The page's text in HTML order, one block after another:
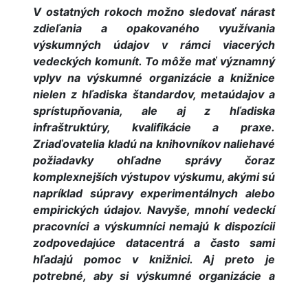
V ostatných rokoch možno sledovať nárast
zdieľania a opakovaného využívania
výskumných údajov v rámci viacerých
vedeckých komunít. To môže mať významný
vplyv na výskumné organizácie a knižnice
nielen z hľadiska štandardov, metaúdajov a
sprístupňovania, ale aj z hľadiska
infraštruktúry, kvalifikácie a praxe.
Zriaďovatelia kladú na knihovníkov naliehavé
požiadavky ohľadne správy čoraz
komplexnejších výstupov výskumu, akými sú
napríklad súpravy experimentálnych alebo
empirických údajov. Navyše, mnohí vedeckí
pracovníci a výskumníci nemajú k dispozícii
zodpovedajúce datacentrá a často sami
hľadajú pomoc v knižnici. Aj preto je
potrebné, aby si výskumné organizácie a